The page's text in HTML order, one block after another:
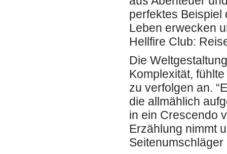
perfektes Beispiel
Leben erwecken
Hellfire Club:
Die
Komplexität,
zu verfolgen an.
die allmählich
in ein Crescendo
Erzählung nimmt
Seitenumschläger